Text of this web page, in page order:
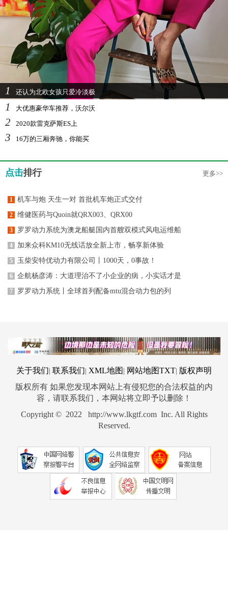
1 还认为北欧女孩只爱冷淡极
1 大优惠豪华车推荐，沃尔沃
2 2020款雷克萨斯ES上
3 16万的三厢奔驰，你能买
点击排行 更多>>
1 机车与炮 天生一对 首批机车炮正式交付
2 维健医药与Quoin就QRX003、QRX00
3 罗罗动力系统为澳龙船艇国内首艘双模式风电运维船
4 加来众科KM10无线话放全新上市，畅享新体验
5 玉柴安特优动力有限公司丨1000天，0事故！
6 企航杨彦涛：大道理治不了小企业的病，小实话才是
7 罗罗动力系统丨全球首列配备mtu混合动力包的列
关于我们| 联系我们| XML地图 | 网站地图TXT| 版权声明
版权所有 如果您发现本网站上有侵犯您的合法权益的内
容，请联系我们，本网站将立即予以删除！
Copyright © 2022 http://www.lkgtf.com Inc. All Rights
Reserved.